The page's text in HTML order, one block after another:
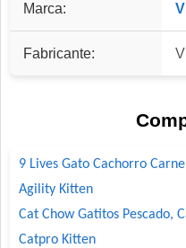
Marca:
Fabricante:
9 Lives Gato Cachorro
Agility Kitten
Cat Chow Gatitos Pescado,
Catpro Kitten